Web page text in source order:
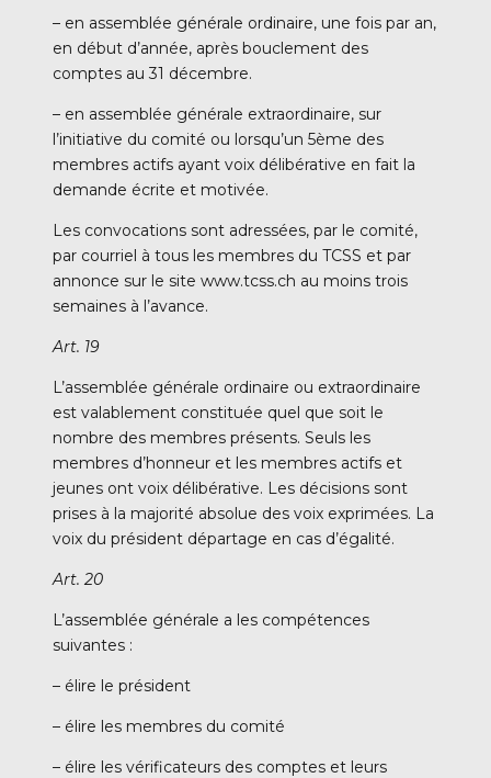
– en assemblée générale ordinaire, une fois par an,
en début d’année, après bouclement des
comptes au 31 décembre.
– en assemblée générale extraordinaire, sur
l’initiative du comité ou lorsqu’un 5ème des
membres actifs ayant voix délibérative en fait la
demande écrite et motivée.
Les convocations sont adressées, par le comité,
par courriel à tous les membres du TCSS et par
annonce sur le site www.tcss.ch au moins trois
semaines à l’avance.
Art. 19
L’assemblée générale ordinaire ou extraordinaire
est valablement constituée quel que soit le
nombre des membres présents. Seuls les
membres d’honneur et les membres actifs et
jeunes ont voix délibérative. Les décisions sont
prises à la majorité absolue des voix exprimées. La
voix du président départage en cas d’égalité.
Art. 20
L’assemblée générale a les compétences
suivantes :
– élire le président
– élire les membres du comité
– élire les vérificateurs des comptes et leurs